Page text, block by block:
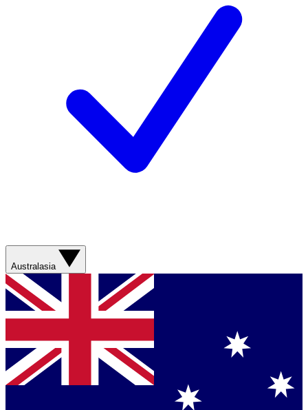
Australasia